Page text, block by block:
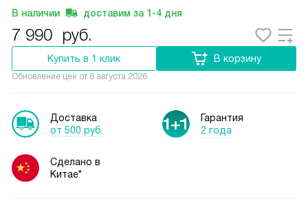
В наличии доставим за 1-4 дня
7 990 руб.
Купить в 1 клик В корзину
Обновление цен от 6 августа 2026
Доставка
от 500 руб.
Гарантия
2 года
Сделано в
Китае*